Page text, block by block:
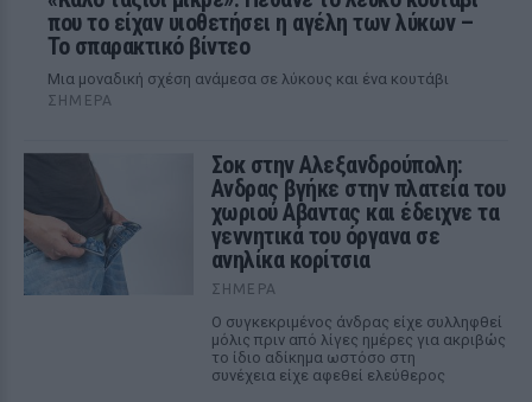
που το είχαν υιοθετήσει η αγέλη των λύκων –
Το σπαρακτικό βίντεο
Μια μοναδική σχέση ανάμεσα σε λύκους και ένα κουτάβι
ΣΉΜΕΡΑ
Σοκ στην Αλεξανδρούπολη:
Ανδρας βγήκε στην πλατεία του
χωριού Αβαντας και έδειχνε τα
γεννητικά του όργανα σε
ανηλίκα κορίτσια
ΣΉΜΕΡΑ
Ο συγκεκριμένος άνδρας είχε συλληφθεί
μόλις πριν από λίγες ημέρες για ακριβώς
το ίδιο αδίκημα ωστόσο στη
συνέχεια είχε αφεθεί ελεύθερος